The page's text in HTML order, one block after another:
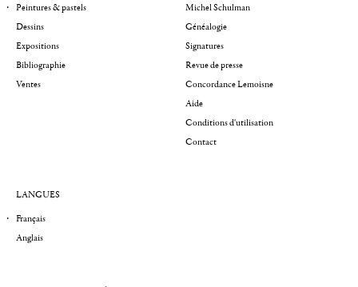
Peintures & pastels
Dessins
Expositions
Bibliographie
Ventes
Michel Schulman
Généalogie
Signatures
Revue de presse
Concordance Lemoisne
Aide
Conditions d'utilisation
Contact
LANGUES
Français
Anglais